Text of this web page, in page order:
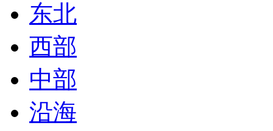
东北
西部
中部
沿海